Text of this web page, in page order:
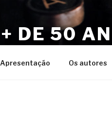
+ DE 50
Apresentação Os autores